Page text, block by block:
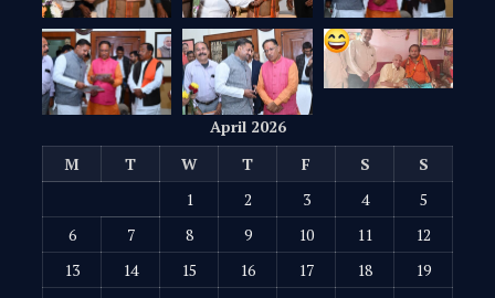
April 2026
M
T W T F S
S
1
2 3 4
5
6
7 8 9 10 11
12
13
14 15 16 17 18
19